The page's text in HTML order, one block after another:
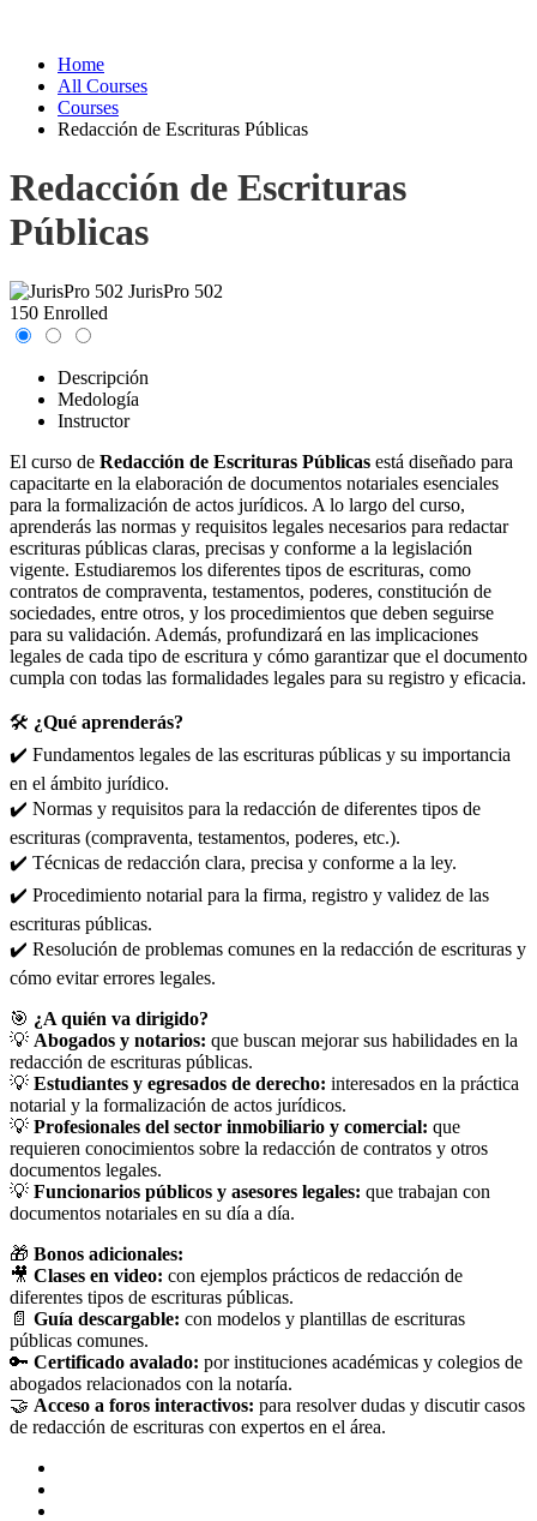
Home
All Courses
Courses
Redacción de Escrituras Públicas
Redacción de Escrituras
Públicas
JurisPro 502
150 Enrolled
Descripción
Medología
Instructor
El curso de Redacción de Escrituras Públicas está diseñado para
capacitarte en la elaboración de documentos notariales esenciales
para la formalización de actos jurídicos. A lo largo del curso,
aprenderás las normas y requisitos legales necesarios para redactar
escrituras públicas claras, precisas y conforme a la legislación
vigente. Estudiaremos los diferentes tipos de escrituras, como
contratos de compraventa, testamentos, poderes, constitución de
sociedades, entre otros, y los procedimientos que deben seguirse
para su validación. Además, profundizará en las implicaciones
legales de cada tipo de escritura y cómo garantizar que el documento
cumpla con todas las formalidades legales para su registro y eficacia.
🛠️ ¿Qué aprenderás?
✔️ Fundamentos legales de las escrituras públicas y su importancia
en el ámbito jurídico.
✔️ Normas y requisitos para la redacción de diferentes tipos de
escrituras (compraventa, testamentos, poderes, etc.).
✔️ Técnicas de redacción clara, precisa y conforme a la ley.
✔️ Procedimiento notarial para la firma, registro y validez de las
escrituras públicas.
✔️ Resolución de problemas comunes en la redacción de escrituras y
cómo evitar errores legales.
🎯 ¿A quién va dirigido?
💡 Abogados y notarios: que buscan mejorar sus habilidades en la
redacción de escrituras públicas.
💡 Estudiantes y egresados ​​de derecho: interesados ​​en la práctica
notarial y la formalización de actos jurídicos.
💡 Profesionales del sector inmobiliario y comercial: que
requieren conocimientos sobre la redacción de contratos y otros
documentos legales.
💡 Funcionarios públicos y asesores legales: que trabajan con
documentos notariales en su día a día.
🎁 Bonos adicionales:
🎥 Clases en video: con ejemplos prácticos de redacción de
diferentes tipos de escrituras públicas.
📄 Guía descargable: con modelos y plantillas de escrituras
públicas comunes.
🔑 Certificado avalado: por instituciones académicas y colegios de
abogados relacionados con la notaría.
🤝 Acceso a foros interactivos: para resolver dudas y discutir casos
de redacción de escrituras con expertos en el área.